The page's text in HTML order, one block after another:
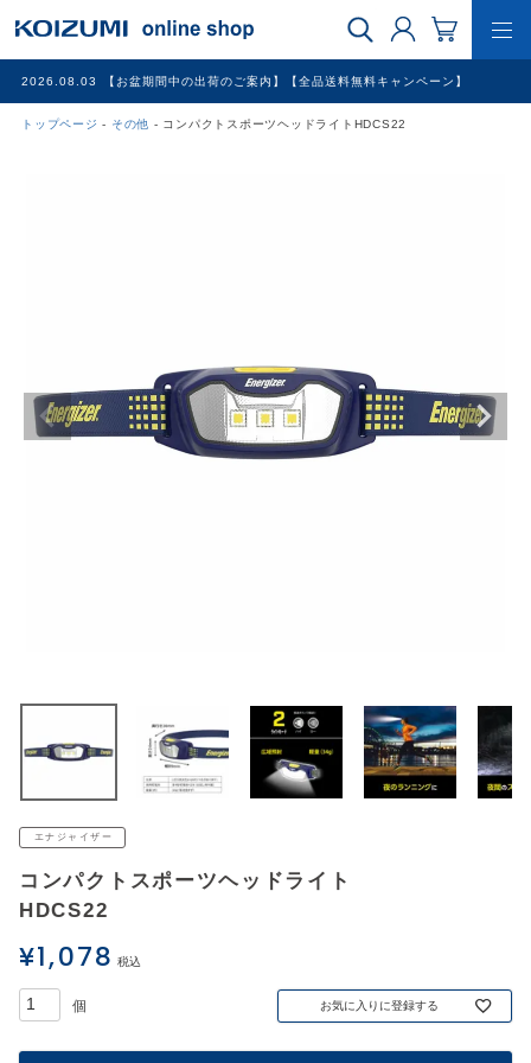
2026.08.03 【お盆期間中の出荷のご案内】【全品送料無料キャンペーン】
トップページ その他 コンパクトスポーツヘッドライトHDCS22
家具
ログイン
お問い合わせ
エナジャイザー
コンパクトスポーツヘッドライト
HDCS22
¥1,078 税込
お気に入りに登録する